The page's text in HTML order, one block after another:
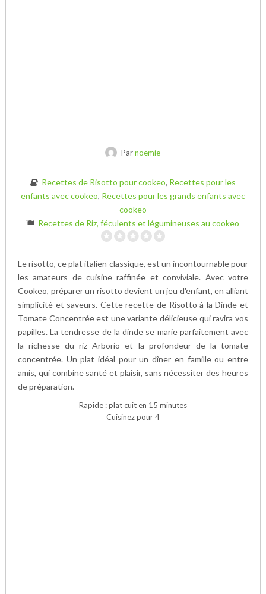
Parnoemie
Recettes de Risotto pour cookeo, Recettes pour les
enfants avec cookeo, Recettes pour les grands enfants avec
cookeo
Recettes de Riz, féculents et légumineuses au cookeo
Le risotto, ce plat italien classique, est un incontournable pour
les amateurs de cuisine raffinée et conviviale. Avec votre
Cookeo, préparer un risotto devient un jeu d'enfant, en alliant
simplicité et saveurs. Cette recette de Risotto à la Dinde et
Tomate Concentrée est une variante délicieuse qui ravira vos
papilles. La tendresse de la dinde se marie parfaitement avec
la richesse du riz Arborio et la profondeur de la tomate
concentrée. Un plat idéal pour un dîner en famille ou entre
amis, qui combine santé et plaisir, sans nécessiter des heures
de préparation.
Rapide : plat cuit en 15 minutes
Cuisinez pour 4